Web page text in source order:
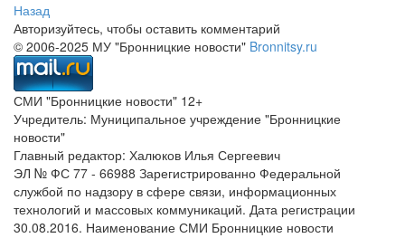
Назад
Авторизуйтесь, чтобы оставить комментарий
© 2006-2025 МУ "Бронницкие новости" Bronnitsy.ru
СМИ "Бронницкие новости" 12+
Учредитель: Муниципальное учреждение "Бронницкие
новости"
Главный редактор: Халюков Илья Сергеевич
ЭЛ № ФС 77 - 66988 Зарегистрированно Федеральной
службой по надзору в сфере связи, информационных
технологий и массовых коммуникаций. Дата регистрации
30.08.2016. Наименование СМИ Бронницкие новости